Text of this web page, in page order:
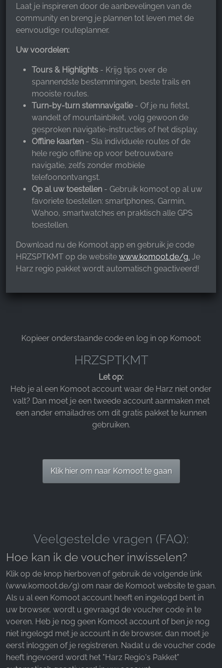
Laat je inspireren door de aanbevelingen van de
community en breng je plannen tot leven met de
eenvoudige routeplanner.
Uw voordelen:
Tours & Highlights - Krijg tips over de
spannendste bestemmingen, beste trails en
mooiste routes.
Turn-by-turn stemnavigatie - Of je nu fietst,
wandelt of mountainbiket, volg gewoon de
gesproken navigatie-instructies of het display.
Offline kaarten - Sla individuele routes of de
hele regio offline op voor betrouwbare
navigatie, zelfs zonder mobiele
telefoonontvangst.
Op al uw toestellen - Gebruik komoot op al uw
favoriete toestellen: smartphones, Garmin,
Wahoo, smartwatches en praktisch alle GPS
toestellen.
Download nu de Komoot app en gebruik je code
HRZSPTKMT op de website www.komoot.de/g. Je
Harz regio pakket wordt automatisch geactiveerd!
Kopieer onderstaande code en log in op Komoot:
HRZSPTKMT
Let op:
Heb je al een Komoot account waar de Harz niet onder
valt? Dan moet je een tweede account aanmaken met
een ander emailadres om dit gratis pakket te kunnen
gebruiken.
Klik hier om naar Komoot te gaan
Veelgestelde vragen (FAQ):
Hoe kan ik de voucher inwisselen?
Klik op de knop hierboven of gebruik de volgende link
(www.komoot.de/g) om naar de Komoot website te gaan.
Als u al een Komoot account heeft en ingelogd bent in
uw browser, wordt u gevraagd de voucher code in te
voeren. Heb je nog geen Komoot account of ben je nog
niet ingelogd met je account in de browser, dan moet je
eerst inloggen of je registreren. Nadat u de voucher code
heeft ingevoerd wordt het "Harz Regio's Pakket"
Facebook Pixel
Name:
Facebook Ireland Ltd.
Purpose:
Advertentiemeting en marketing
Cookie duration:
3 maanden - 1 jaar
STATISTIEKEN
Cookies voor statistieken verzamelen anoniem
informatie. Deze informatie helpt ons te begrijpen
hoe onze bezoekers onze website gebruiken.
Google Analytics
_ga, _gid, _gac_gb_
Cookie duration: